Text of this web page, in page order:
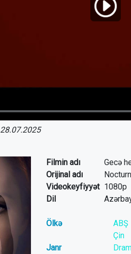
28.07.2025
Filmin adı
Gecə
Orijinal adı
Videokeyfiyyət 1080p
Dil
Ölkə
ABŞ
Çin
Janr